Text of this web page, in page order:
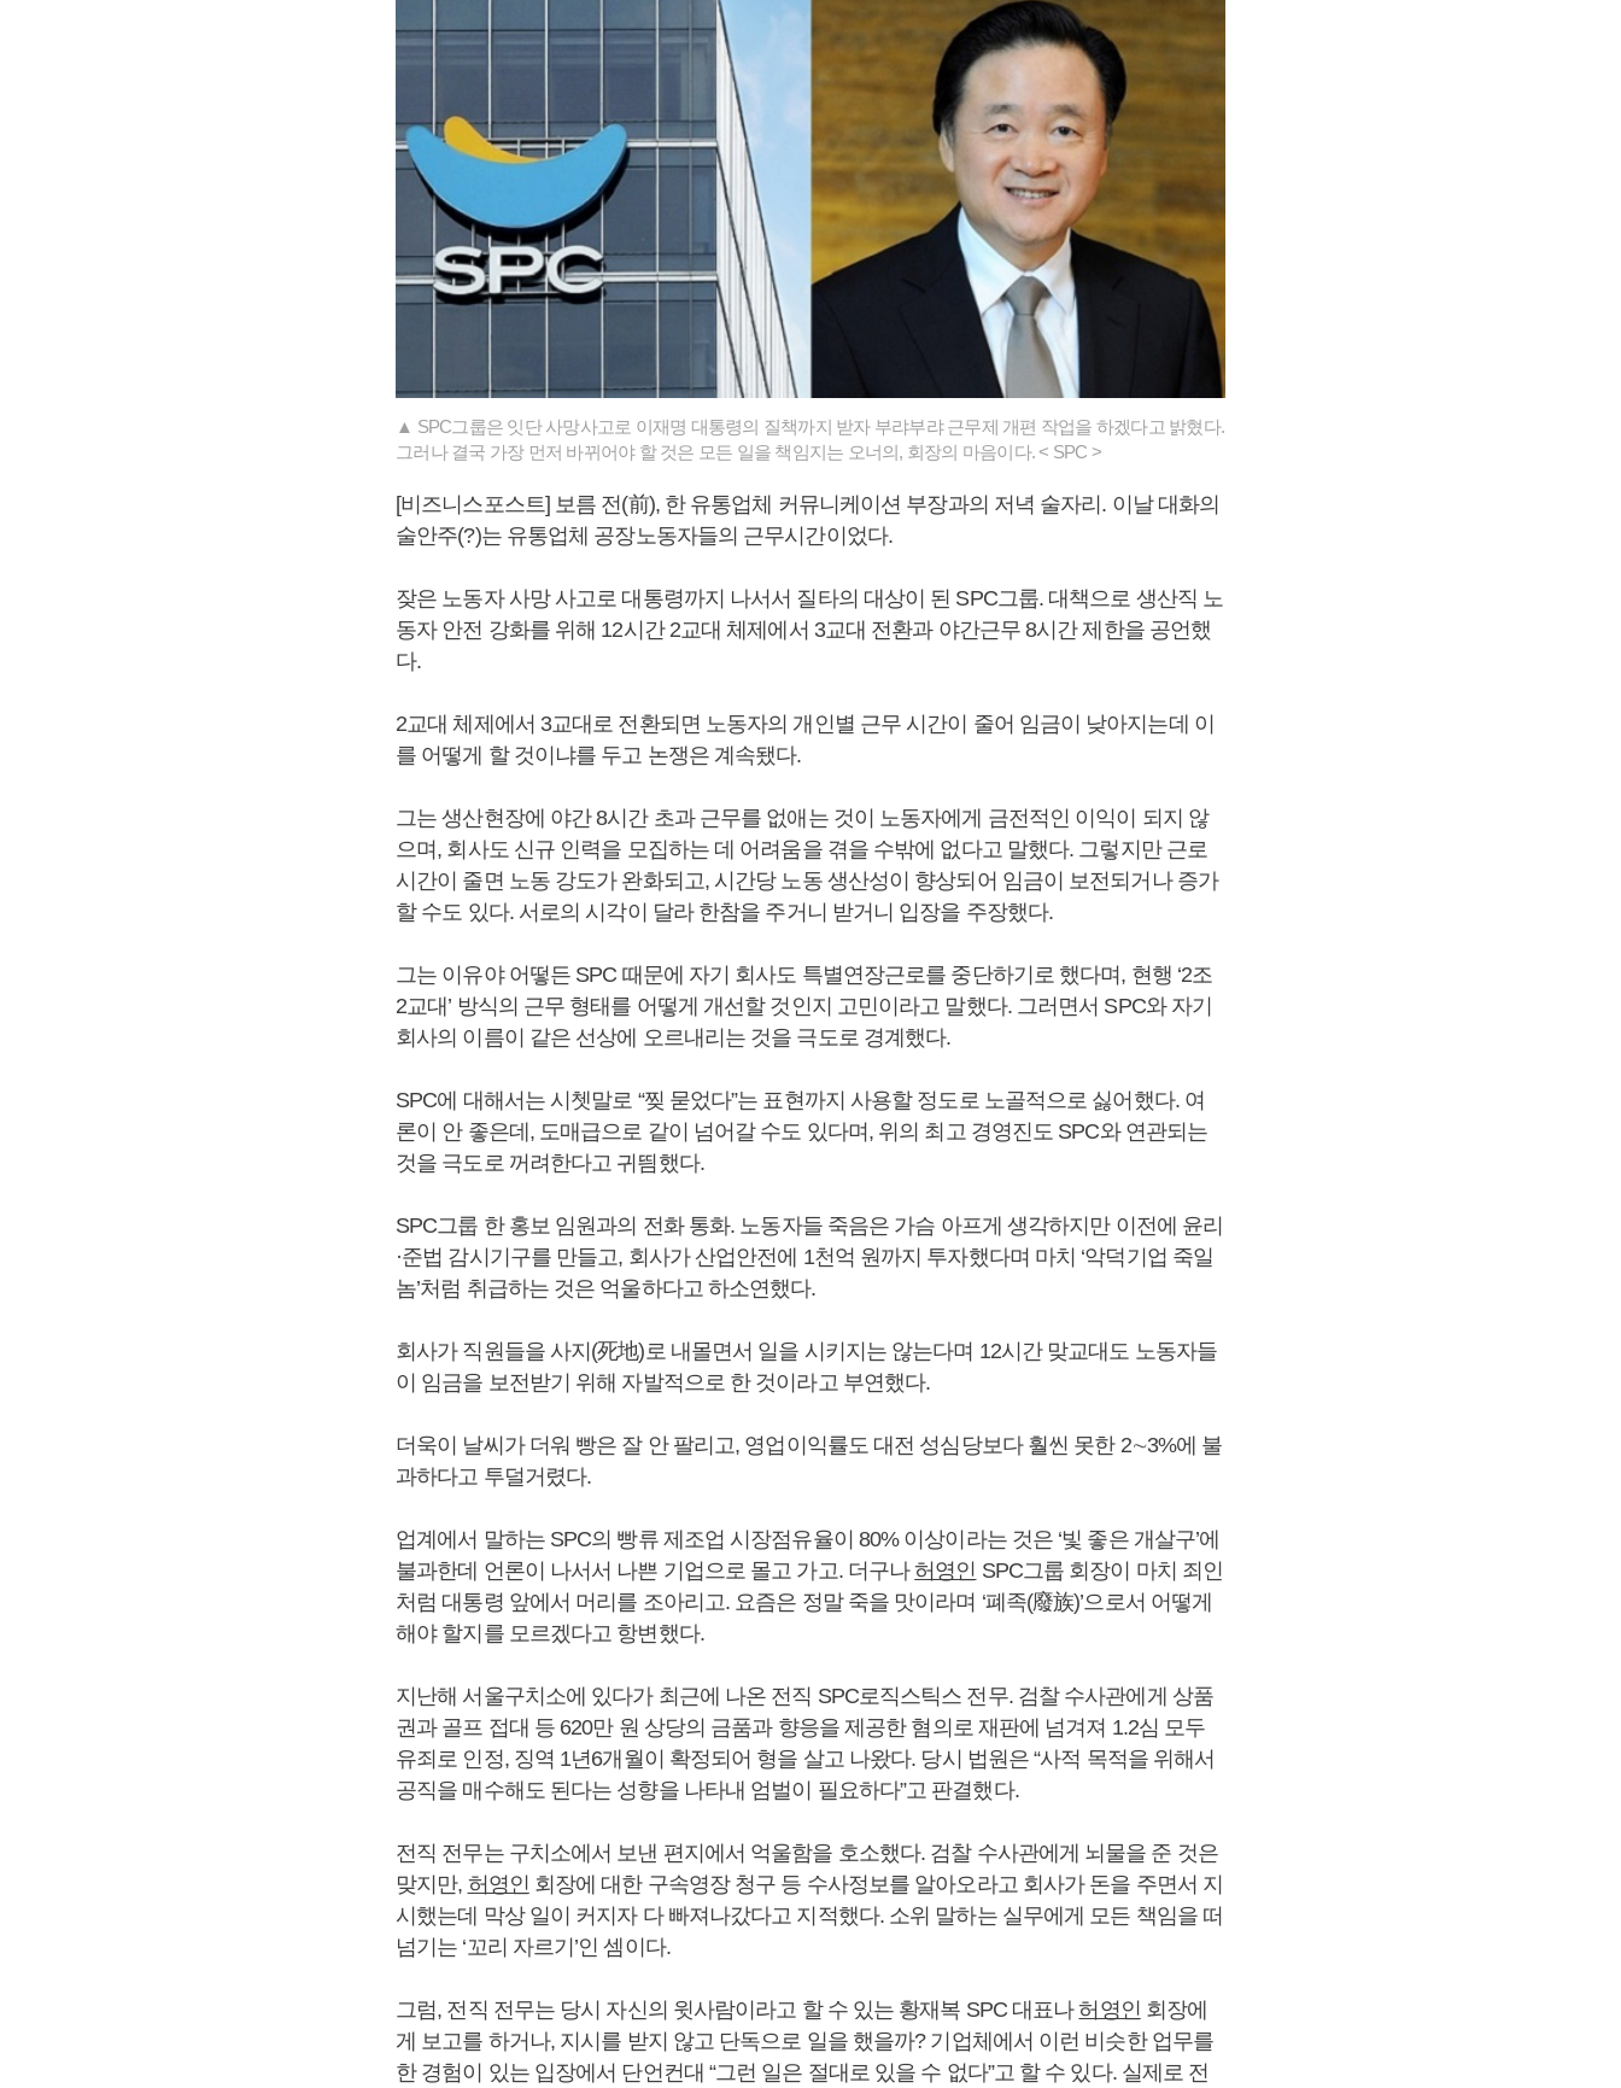
▲ SPC그룹은 잇단 사망사고로 이재명 대통령의 질책까지 받자 부랴부랴 근무제 개편 작업을 하겠다고 밝혔다.
그러나 결국 가장 먼저 바뀌어야 할 것은 모든 일을 책임지는 오너의, 회장의 마음이다. < SPC >
[비즈니스포스트] 보름 전(前), 한 유통업체 커뮤니케이션 부장과의 저녁 술자리. 이날 대화의
술안주(?)는 유통업체 공장노동자들의 근무시간이었다.
잦은 노동자 사망 사고로 대통령까지 나서서 질타의 대상이 된 SPC그룹. 대책으로 생산직 노
동자 안전 강화를 위해 12시간 2교대 체제에서 3교대 전환과 야간근무 8시간 제한을 공언했
다.
2교대 체제에서 3교대로 전환되면 노동자의 개인별 근무 시간이 줄어 임금이 낮아지는데 이
를 어떻게 할 것이냐를 두고 논쟁은 계속됐다.
그는 생산현장에 야간 8시간 초과 근무를 없애는 것이 노동자에게 금전적인 이익이 되지 않
으며, 회사도 신규 인력을 모집하는 데 어려움을 겪을 수밖에 없다고 말했다. 그렇지만 근로
시간이 줄면 노동 강도가 완화되고, 시간당 노동 생산성이 향상되어 임금이 보전되거나 증가
할 수도 있다. 서로의 시각이 달라 한참을 주거니 받거니 입장을 주장했다.
그는 이유야 어떻든 SPC 때문에 자기 회사도 특별연장근로를 중단하기로 했다며, 현행 ‘2조
2교대’ 방식의 근무 형태를 어떻게 개선할 것인지 고민이라고 말했다. 그러면서 SPC와 자기
회사의 이름이 같은 선상에 오르내리는 것을 극도로 경계했다.
SPC에 대해서는 시쳇말로 “찢 묻었다”는 표현까지 사용할 정도로 노골적으로 싫어했다. 여
론이 안 좋은데, 도매급으로 같이 넘어갈 수도 있다며, 위의 최고 경영진도 SPC와 연관되는
것을 극도로 꺼려한다고 귀띔했다.
SPC그룹 한 홍보 임원과의 전화 통화. 노동자들 죽음은 가슴 아프게 생각하지만 이전에 윤리
·준법 감시기구를 만들고, 회사가 산업안전에 1천억 원까지 투자했다며 마치 ‘악덕기업 죽일
놈’처럼 취급하는 것은 억울하다고 하소연했다.
회사가 직원들을 사지(死地)로 내몰면서 일을 시키지는 않는다며 12시간 맞교대도 노동자들
이 임금을 보전받기 위해 자발적으로 한 것이라고 부연했다.
더욱이 날씨가 더워 빵은 잘 안 팔리고, 영업이익률도 대전 성심당보다 훨씬 못한 2∼3%에 불
과하다고 투덜거렸다.
업계에서 말하는 SPC의 빵류 제조업 시장점유율이 80% 이상이라는 것은 ‘빛 좋은 개살구’에
불과한데 언론이 나서서 나쁜 기업으로 몰고 가고. 더구나허영인 SPC그룹 회장이 마치 죄인
처럼 대통령 앞에서 머리를 조아리고. 요즘은 정말 죽을 맛이라며 ‘폐족(廢族)’으로서 어떻게
해야 할지를 모르겠다고 항변했다.
지난해 서울구치소에 있다가 최근에 나온 전직 SPC로직스틱스 전무. 검찰 수사관에게 상품
권과 골프 접대 등 620만 원 상당의 금품과 향응을 제공한 혐의로 재판에 넘겨져 1.2심 모두
유죄로 인정, 징역 1년6개월이 확정되어 형을 살고 나왔다. 당시 법원은 “사적 목적을 위해서
공직을 매수해도 된다는 성향을 나타내 엄벌이 필요하다”고 판결했다.
전직 전무는 구치소에서 보낸 편지에서 억울함을 호소했다. 검찰 수사관에게 뇌물을 준 것은
맞지만, 허영인 회장에 대한 구속영장 청구 등 수사정보를 알아오라고 회사가 돈을 주면서 지
시했는데 막상 일이 커지자 다 빠져나갔다고 지적했다. 소위 말하는 실무에게 모든 책임을 떠
넘기는 ‘꼬리 자르기’인 셈이다.
그럼, 전직 전무는 당시 자신의 윗사람이라고 할 수 있는 황재복 SPC 대표나허영인 회장에
게 보고를 하거나, 지시를 받지 않고 단독으로 일을 했을까? 기업체에서 이런 비슷한 업무를
한 경험이 있는 입장에서 단언컨대 “그런 일은 절대로 있을 수 없다”고 할 수 있다. 실제로 전